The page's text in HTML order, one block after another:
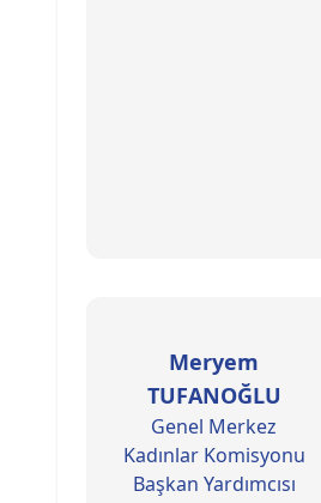
Meryem
TUFANOĞLU
Genel Merkez
Kadınlar Komisyonu
Başkan Yardımcısı